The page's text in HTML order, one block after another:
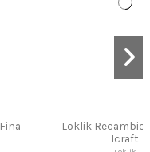
Loklik Recambio Cuchilla